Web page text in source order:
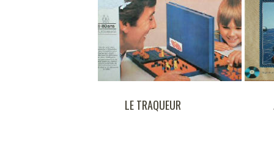
LE TRAQUEUR